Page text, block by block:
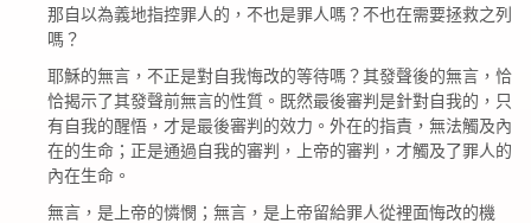
那自以為義地指控罪人的，不也是罪人嗎？不也在需要拯救之列
嗎？
耶穌的無言，不正是對自我悔改的等待嗎？其發聲後的無言，恰
恰揭示了其發聲前無言的性質。既然最後審判是針對自我的，只
有自我的醒悟，才是最後審判的效力。外在的指責，無法觸及內
在的生命；正是通過自我的審判，上帝的審判，才觸及了罪人的
內在生命。
無言，是上帝的憐憫；無言，是上帝留給罪人從裡面悔改的機